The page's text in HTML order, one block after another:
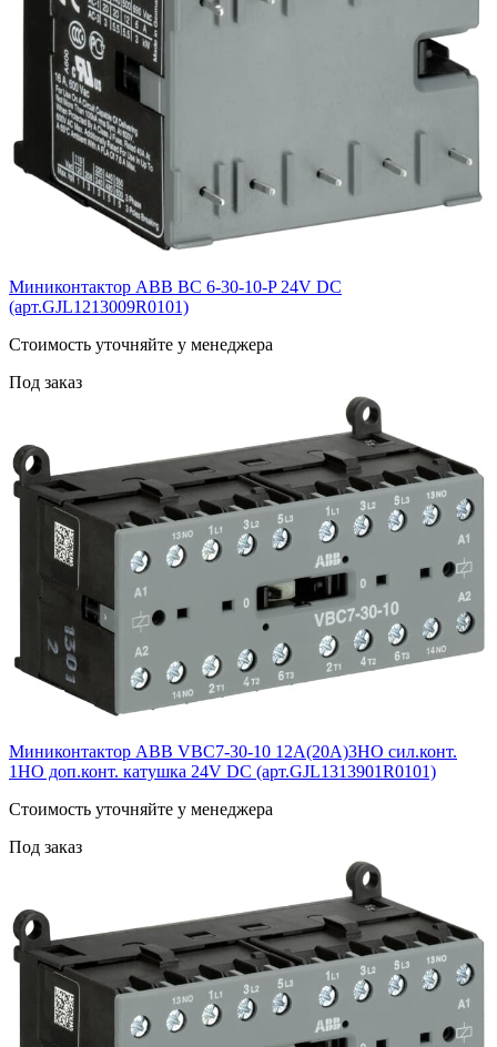
Миниконтактор ABB ВС 6-30-10-P 24V DC
(арт.GJL1213009R0101)
Cтоимость уточняйте у менеджера
Под заказ
Миниконтактор ABB VВC7-30-10 12A(20А)3НО сил.конт.
1НО доп.конт. катушка 24V DС (арт.GJL1313901R0101)
Cтоимость уточняйте у менеджера
Под заказ